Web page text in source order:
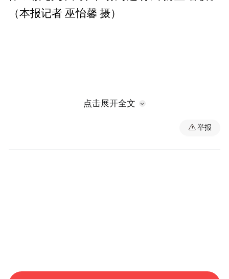
（本报记者 巫怡馨 摄）
platform and merely provides information storage
点击展开全文
举报